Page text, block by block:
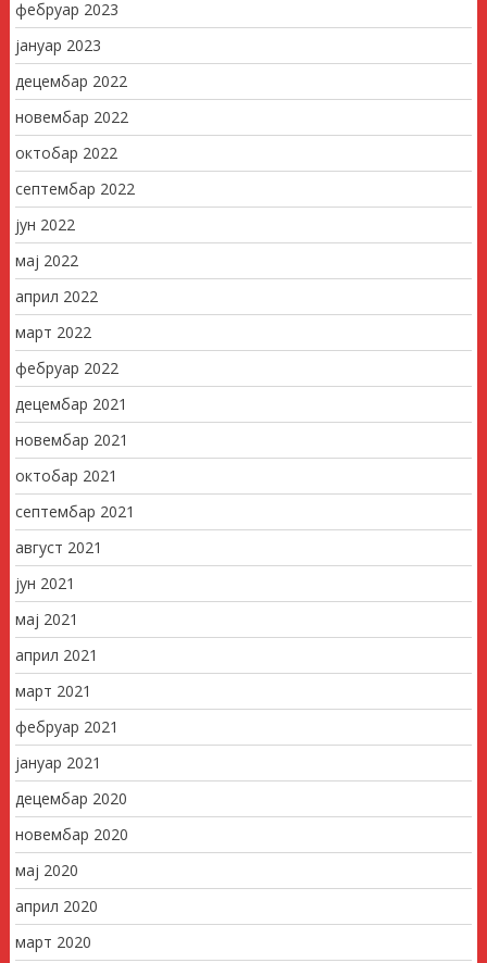
фебруар 2023
јануар 2023
децембар 2022
новембар 2022
октобар 2022
септембар 2022
јун 2022
мај 2022
април 2022
март 2022
фебруар 2022
децембар 2021
новембар 2021
октобар 2021
септембар 2021
август 2021
јун 2021
мај 2021
април 2021
март 2021
фебруар 2021
јануар 2021
децембар 2020
новембар 2020
мај 2020
април 2020
март 2020